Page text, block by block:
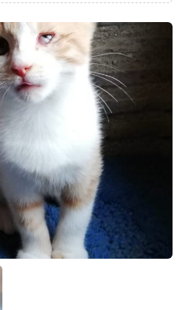
Nous soutenir
Mentions légales
Contact